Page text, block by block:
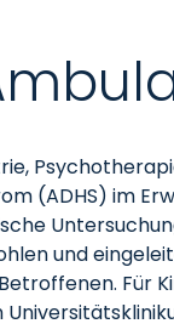
(ADHS) im
und
Für